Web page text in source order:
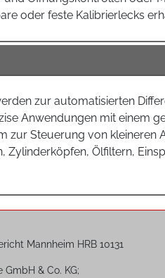
oder feste Kalibrierlecks
zur automatisierten
Anwendungen mit einem
zur Steuerung von
Zylinderköpfen, Ölfiltern,
Mannheim HRB 10131
& Co. KG;